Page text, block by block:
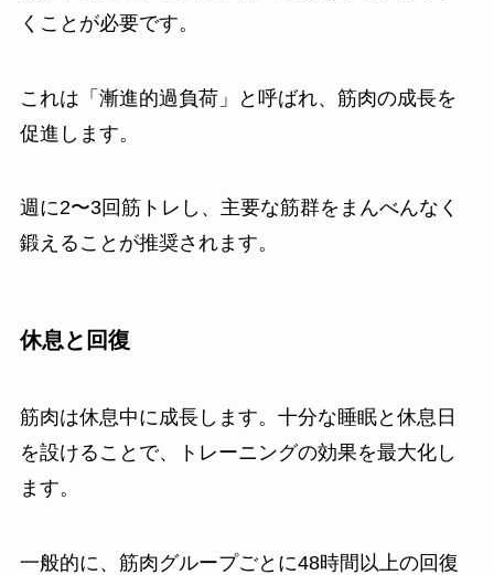
くことが必要です。
これは「漸進的過負荷」と呼ばれ、筋肉の成長を
促進します。
週に2〜3回筋トレし、主要な筋群をまんべんなく
鍛えることが推奨されます。
休息と回復
筋肉は休息中に成長します。十分な睡眠と休息日
を設けることで、トレーニングの効果を最大化し
ます。
一般的に、筋肉グループごとに48時間以上の回復